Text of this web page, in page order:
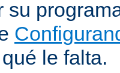
su
le falta.